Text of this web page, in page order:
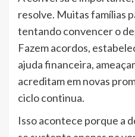
resolve. Muitas famílias
tentando convencer o
Fazem acordos,
ajuda financeira,
acreditam em novas
ciclo continua.
Isso acontece porque a